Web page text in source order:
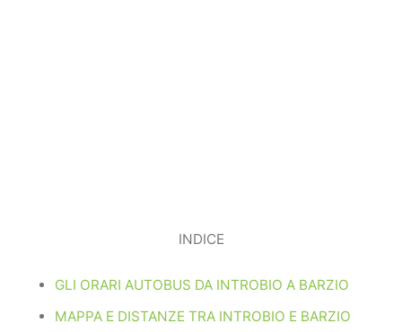
INDICE
GLI ORARI AUTOBUS DA INTROBIO A BARZIO
MAPPA E DISTANZE TRA INTROBIO E BARZIO